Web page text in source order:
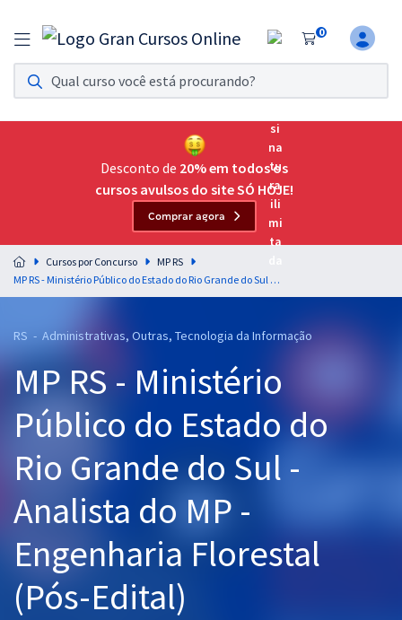
0
Assinatura Ilimitada 11
Acesso a todos os cursos. Teste grátis por 7 dias!
Assinatura OAB Até Passar
Acesso ilimitado a toda preparação para o Exame da
Residências Multiprofissionais
Preparação completa e intensiva para as principais
residências em saúde do Brasil
Cursos 20% OFF
Pós
Graduação
OAB
Questões grátis
Desconto de 20% em todos os
cursos avulsos do site SÓ HOJE!
Comprar agora
Cursos por Concurso
MP RS
MP RS - Ministério Público do Estado do Rio Grande do Sul - Analista do MP - Engenharia Florestal (Pós-Edital)
RS - Administrativas, Outras, Tecnologia da Informação
MP RS - Ministério
Público do Estado do
Rio Grande do Sul -
Analista do MP -
Engenharia Florestal
(Pós-Edital)